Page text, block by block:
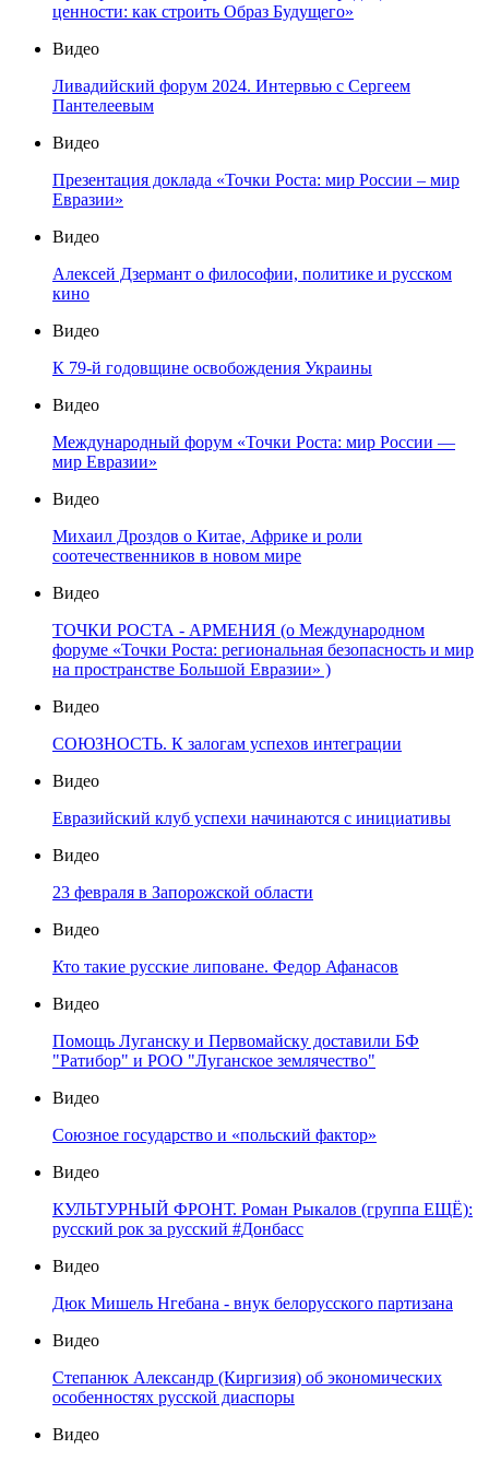
ценности: как строить Образ Будущего»
Видео
Ливадийский форум 2024. Интервью с Сергеем
Пантелеевым
Видео
Презентация доклада «Точки Роста: мир России – мир
Евразии»
Видео
Алексей Дзермант о философии, политике и русском
кино
Видео
К 79-й годовщине освобождения Украины
Видео
Международный форум «Точки Роста: мир России —
мир Евразии»
Видео
Михаил Дроздов о Китае, Африке и роли
соотечественников в новом мире
Видео
ТОЧКИ РОСТА - АРМЕНИЯ (о Международном
форуме «Точки Роста: региональная безопасность и мир
на пространстве Большой Евразии» )
Видео
СОЮЗНОСТЬ. К залогам успехов интеграции
Видео
Евразийский клуб успехи начинаются с инициативы
Видео
23 февраля в Запорожской области
Видео
Кто такие русские липоване. Федор Афанасов
Видео
Помощь Луганску и Первомайску доставили БФ
"Ратибор" и РОО "Луганское землячество"
Видео
Союзное государство и «польский фактор»
Видео
КУЛЬТУРНЫЙ ФРОНТ. Роман Рыкалов (группа ЕЩЁ):
русский рок за русский #Донбасс
Видео
Дюк Мишель Нгебана - внук белорусского партизана
Видео
Степанюк Александр (Киргизия) об экономических
особенностях русской диаспоры
Видео